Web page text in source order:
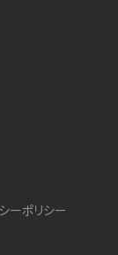
ーポリシー